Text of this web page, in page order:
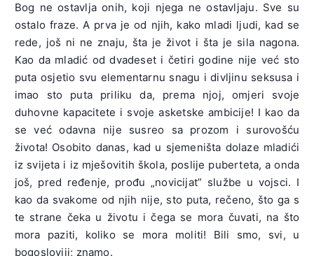
Bog ne ostavlja onih, koji njega ne ostavljaju. Sve su
ostalo fraze. A prva je od njih, kako mladi ljudi, kad se
rede, još ni ne znaju, šta je život i šta je sila nagona.
Kao da mladić od dvadeset i četiri godine nije već sto
puta osjetio svu elementarnu snagu i divljinu seksusa i
imao sto puta priliku da, prema njoj, omjeri svoje
duhovne kapacitete i svoje asketske ambicije! I kao da
se već odavna nije susreo sa prozom i surovošću
života! Osobito danas, kad u sjemeništa dolaze mladići
iz svijeta i iz mješovitih škola, poslije puberteta, a onda
još, pred ređenje, prođu „novicijat” službe u vojsci. I
kao da svakome od njih nije, sto puta, rečeno, što ga s
te strane čeka u životu i čega se mora čuvati, na što
mora paziti, koliko se mora moliti! Bili smo, svi, u
bogosloviji; znamo.